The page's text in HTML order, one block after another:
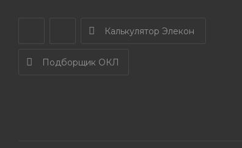
Калькулятор Элекон
Подборщик ОКЛ